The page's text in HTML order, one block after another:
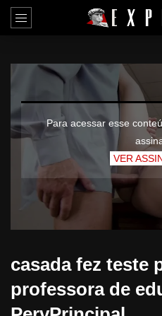
Para acessar esse
VER
casada fez teste
professora de